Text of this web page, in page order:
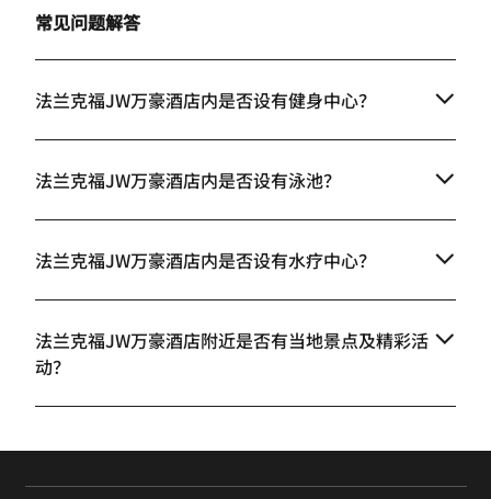
常见问题解答
法兰克福JW万豪酒店内是否设有健身中心？
法兰克福JW万豪酒店内是否设有泳池？
法兰克福JW万豪酒店内是否设有水疗中心？
法兰克福JW万豪酒店附近是否有当地景点及精彩活
动？